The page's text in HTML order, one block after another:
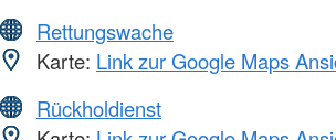
Rettungswache
Karte: Link zur Google Maps
Rückholdienst